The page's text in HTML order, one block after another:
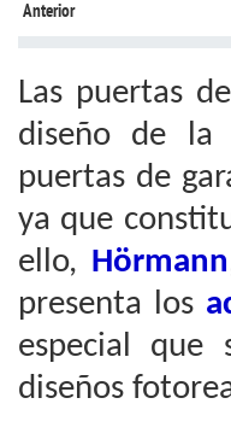
Anterior
Las puertas
diseño de la
puertas de
ya que
ello, Hörmann
presenta los
especial que
diseños